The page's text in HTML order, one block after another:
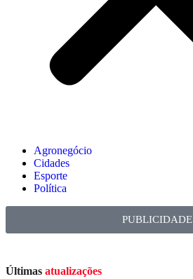
Agronegócio
Cidades
Esporte
Política
PUBLICIDADE
Últimas atualizações